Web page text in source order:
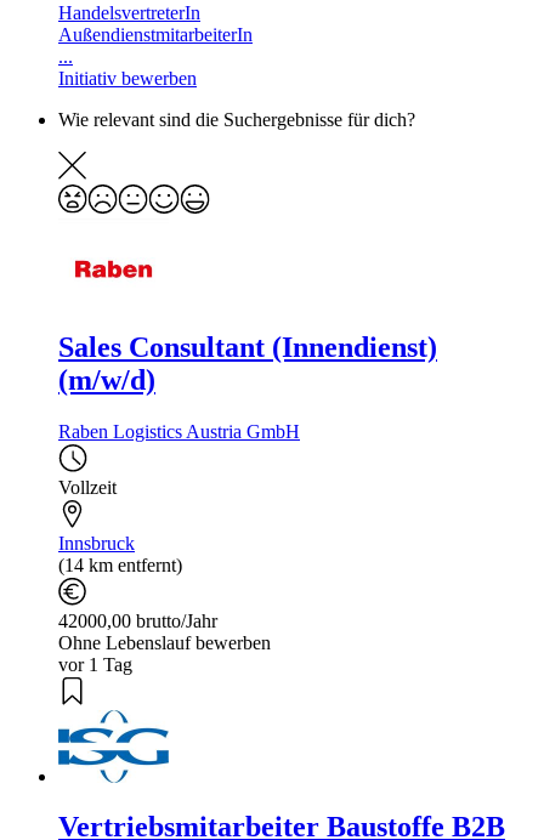
HandelsvertreterIn
AußendienstmitarbeiterIn
...
Initiativ bewerben
Wie relevant sind die Suchergebnisse für dich?
Sales Consultant (Innendienst)
(m/w/d)
Raben Logistics Austria GmbH
Vollzeit
Innsbruck
(14 km entfernt)
42000,00 brutto/Jahr
Ohne Lebenslauf bewerben
vor 1 Tag
Vertriebsmitarbeiter Baustoffe B2B